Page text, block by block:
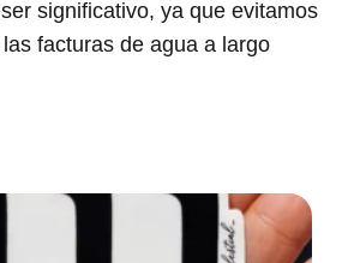
significativo, ya que evitamos
facturas de agua a largo